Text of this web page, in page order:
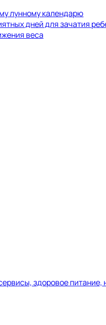
лунному календарю
дней для зачатия
веса
здоровое